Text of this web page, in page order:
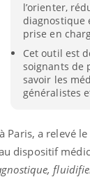
l’orienter,
diagnostique
prise en
Cet outil est
soignants de
savoir les
généralistes
Paris, a relevé
dispositif